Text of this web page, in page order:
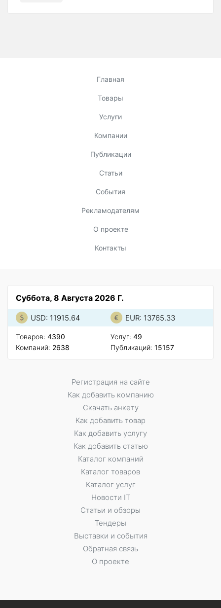
Главная
Товары
Услуги
Компании
Публикации
Статьи
События
Рекламодателям
О проекте
Контакты
Суббота, 8 Августа 2026 Г.
USD: 11915.64 EUR: 13765.33
Товаров: 4390
Компаний: 2638
Услуг: 49
Публикаций: 15157
Регистрация на сайте
Как добавить компанию
Скачать анкету
Как добавить товар
Как добавить услугу
Как добавить статью
Каталог компаний
Каталог товаров
Каталог услуг
Новости IT
Статьи и обзоры
Тендеры
Выставки и события
Обратная связь
О проекте